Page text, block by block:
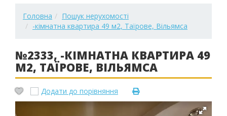
Головна
Пошук нерухомості
-кімнатна квартира 49 м2, Таїрове, Вільямса
№2333, -КІМНАТНА КВАРТИРА 49
М2, ТАЇРОВЕ, ВІЛЬЯМСА
Додати до порівняння